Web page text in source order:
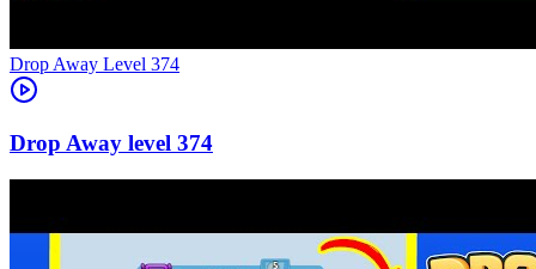
Level 374
374